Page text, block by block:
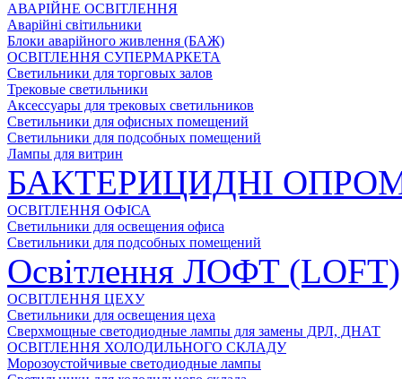
АВАРІЙНЕ ОСВІТЛЕННЯ
Аварійні світильники
Блоки аварійного живлення (БАЖ)
ОСВІТЛЕННЯ СУПЕРМАРКЕТА
Светильники для торговых залов
Трековые светильники
Аксессуары для трековых светильников
Светильники для офисных помещений
Светильники для подсобных помещений
Лампы для витрин
БАКТЕРИЦИДНІ
ОСВІТЛЕННЯ ОФІСА
Светильники для освещения офиса
Светильники для подсобных помещений
Освітлення ЛОФТ (LOFT)
ОСВІТЛЕННЯ ЦЕХУ
Светильники для освещения цеха
Сверхмощные светодиодные лампы для замены ДРЛ, ДНАТ
ОСВІТЛЕННЯ ХОЛОДИЛЬНОГО СКЛАДУ
Морозоустойчивые светодиодные лампы